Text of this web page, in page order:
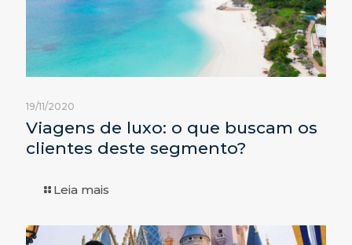
19/11/2020
Viagens de luxo: o que buscam os
clientes deste segmento?
Leia mais